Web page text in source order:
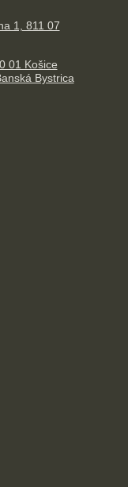
1, 811 07
01 Košice
Bystrica